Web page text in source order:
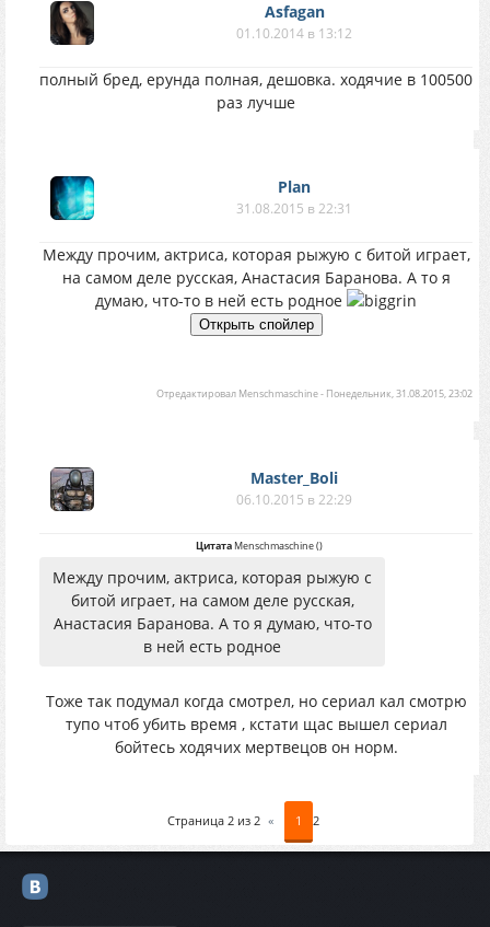
Asfagan
01.10.2014 в 13:12
полный бред, ерунда полная, дешовка. ходячие в 100500
раз лучше
Plan
31.08.2015 в 22:31
Между прочим, актриса, которая рыжую с битой играет,
на самом деле русская, Анастасия Баранова. А то я
думаю, что-то в ней есть родное
Отредактировал Menschmaschine- Понедельник, 31.08.2015, 23:02
Master_Boli
06.10.2015 в 22:29
ЦитатаMenschmaschine()
Между прочим, актриса, которая рыжую с
битой играет, на самом деле русская,
Анастасия Баранова. А то я думаю, что-то
в ней есть родное
Тоже так подумал когда смотрел, но сериал кал смотрю
тупо чтоб убить время , кстати щас вышел сериал
бойтесь ходячих мертвецов он норм.
Страница 2 из 2 « 1 2